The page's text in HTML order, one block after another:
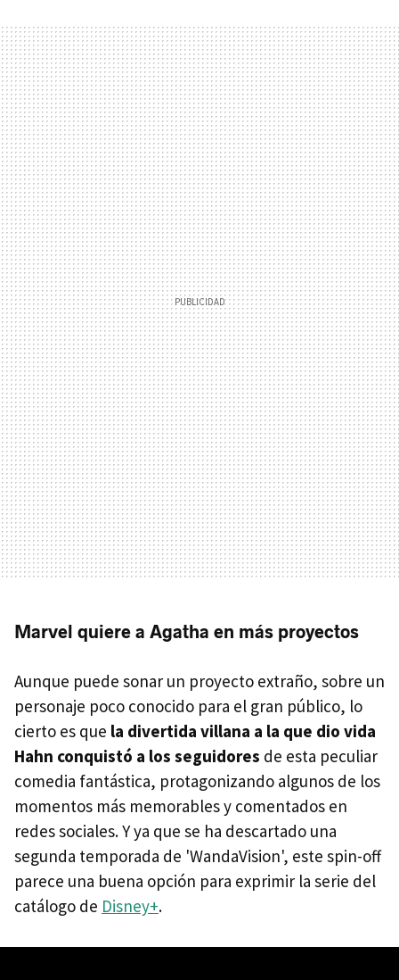
Marvel quiere a Agatha en más proyectos
Aunque puede sonar un proyecto extraño, sobre un
personaje poco conocido para el gran público, lo
cierto es que la divertida villana a la que dio vida
Hahn conquistó a los seguidores de esta peculiar
comedia fantástica, protagonizando algunos de los
momentos más memorables y comentados en
redes sociales. Y ya que se ha descartado una
segunda temporada de 'WandaVision', este spin-off
parece una buena opción para exprimir la serie del
catálogo de Disney+.